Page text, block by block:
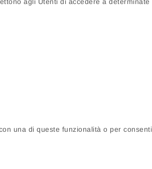
una di queste funzionalità o per